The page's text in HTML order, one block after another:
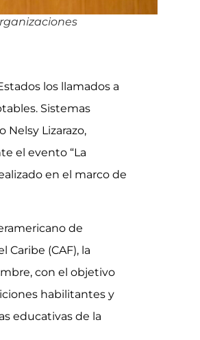
los llamados a
Sistemas
Nelsy Lizarazo,
el evento “La
en el marco de
de
(CAF), la
con el objetivo
habilitantes y
educativas de la